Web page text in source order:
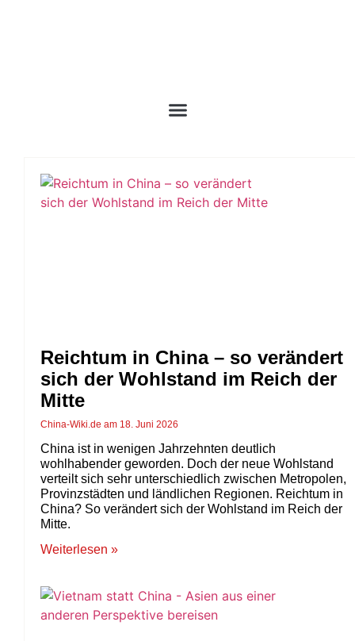
Reichtum in China – so verändert
sich der Wohlstand im Reich der
Mitte
China-Wiki.de 18. Juni 2026
China ist in wenigen Jahrzehnten deutlich
wohlhabender geworden. Doch der neue Wohlstand
verteilt sich sehr unterschiedlich zwischen Metropolen,
Provinzstädten und ländlichen Regionen. Reichtum in
China? So verändert sich der Wohlstand im Reich der
Mitte.
Weiterlesen »